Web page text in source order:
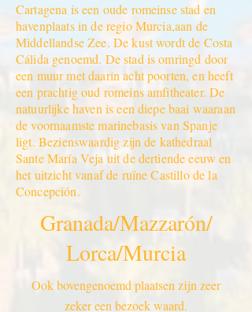
Cartagena is een oude romeinse stad en
havenplaats in de regio Murcia,aan de
Middellandse Zee. De kust wordt de Costa
Cálida genoemd. De stad is omringd door
een muur met daarin acht poorten, en heeft
een prachtig oud romeins amfitheater. De
natuurlijke haven is een diepe baai waaraan
de voornaamste marinebasis van Spanje
ligt. Bezienswaardig zijn de kathedraal
Sante María Veja uit de dertiende eeuw en
het uitzicht vanaf de ruïne Castillo de la
Concepción.
Granada/Mazzarón/
Lorca/Murcia
Ook bovengenoemd plaatsen zijn zeer
zeker een bezoek waard.